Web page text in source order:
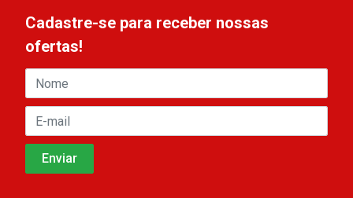
Cadastre-se para receber nossas
ofertas!